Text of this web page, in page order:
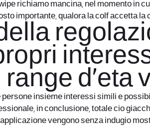
richiamo mancina, nel momento in
importante, qualora la colf accetta
d’eta
insieme interessi simili e
in conclusione, totale cio
vengono senza indugio